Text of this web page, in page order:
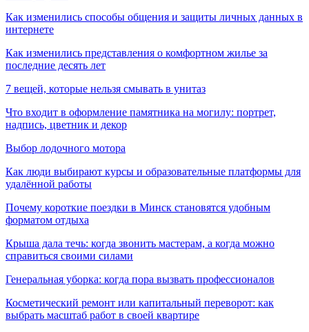
Как изменились способы общения и защиты личных данных в
интернете
Как изменились представления о комфортном жилье за
последние десять лет
7 вещей, которые нельзя смывать в унитаз
Что входит в оформление памятника на могилу: портрет,
надпись, цветник и декор
Выбор лодочного мотора
Как люди выбирают курсы и образовательные платформы для
удалённой работы
Почему короткие поездки в Минск становятся удобным
форматом отдыха
Крыша дала течь: когда звонить мастерам, а когда можно
справиться своими силами
Генеральная уборка: когда пора вызвать профессионалов
Косметический ремонт или капитальный переворот: как
выбрать масштаб работ в своей квартире